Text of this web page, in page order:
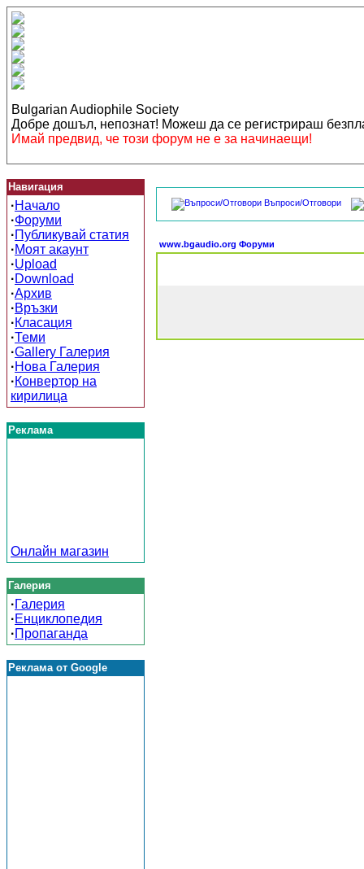
Bulgarian Audiophile Society
Добре дошъл, непознат! Можеш да се регистрираш
Имай предвид, че този форум не е за начинаещи!
Навигация
·Начало
·Форуми
·Публикувай статия
·Моят акаунт
·Upload
·Download
·Архив
·Връзки
·Класация
·Теми
·Gallery Галерия
·Нова Галерия
·Конвертор на
кирилица
Реклама
Онлайн магазин
Галерия
·Галерия
·Енциклопедия
·Пропаганда
Реклама от Google
Въпроси/Отговори
www.bgaudio.org Форуми